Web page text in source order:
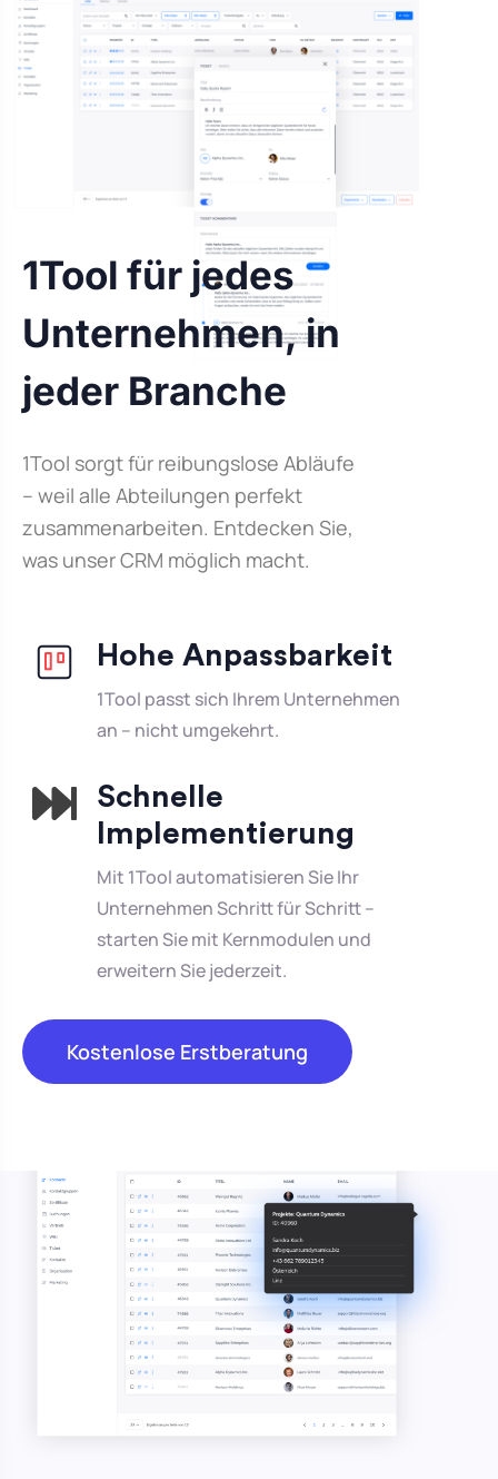
1Tool für jedes
Unternehmen, in
jeder Branche
1Tool sorgt für reibungslose Abläufe
– weil alle Abteilungen perfekt
zusammenarbeiten. Entdecken Sie,
was unser CRM möglich macht.
Hohe Anpassbarkeit
1Tool passt sich Ihrem Unternehmen
an – nicht umgekehrt.
Schnelle
Implementierung
Mit 1Tool automatisieren Sie Ihr
Unternehmen Schritt für Schritt –
starten Sie mit Kernmodulen und
erweitern Sie jederzeit.
Kostenlose Erstberatung